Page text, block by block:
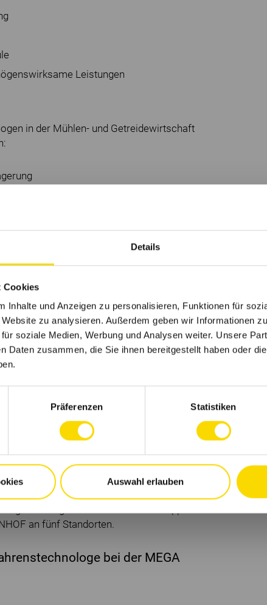
Details
Cookies
Inhalte und Anzeigen zu personalisieren, Funktionen für
zu analysieren. Außerdem geben wir Informationen
soziale Medien, Werbung und Analysen weiter. Unsere
Daten zusammen, die Sie ihnen bereitgestellt haben oder
Präferenzen Statistiken
Auswahl erlauben
Leistungen
in der Mühlen- und Getreidewirtschaft
wie Zerkleinern, Mischen,
von Fahrzeugen für den Transport zum
Steuerung sowie Wartung der
und Engagement
ein Unternehmen der PHW-Gruppe mit
Die PHW-Gruppe ist ein Verbund
Agrarwirtschaft, Ernährung und Gesundheit.
deutscher
und dem Vertrieb von
Als integrierter Teil der PHW-Gruppe
an fünf Standorten.
bei der MEGA